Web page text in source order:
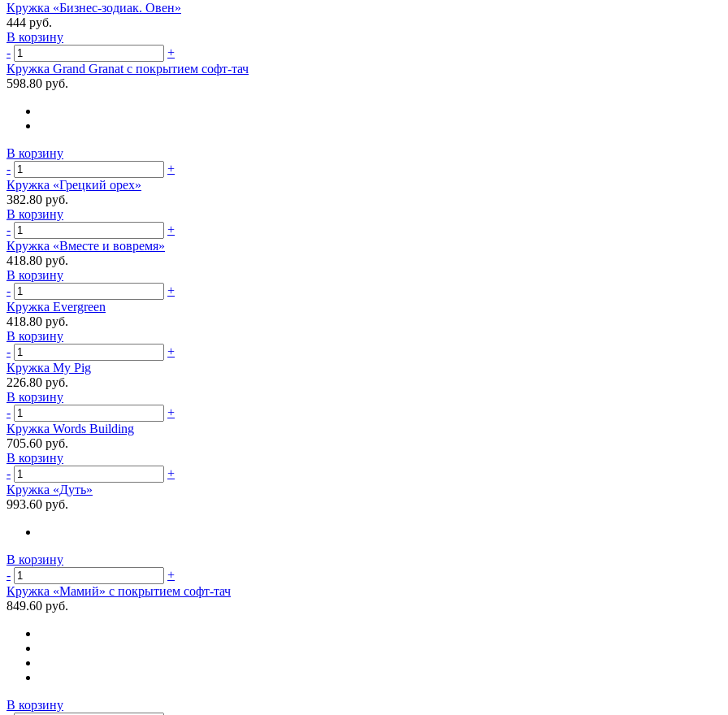
Кружка «Бизнес-зодиак. Овен»
444 руб.
В корзину
-
+
Кружка Grand Granat с покрытием софт-тач
598.80 руб.
В корзину
-
+
Кружка «Грецкий орех»
382.80 руб.
В корзину
-
+
Кружка «Вместе и вовремя»
418.80 руб.
В корзину
-
+
Кружка Evergreen
418.80 руб.
В корзину
-
+
Кружка My Pig
226.80 руб.
В корзину
-
+
Кружка Words Building
705.60 руб.
В корзину
-
+
Кружка «Дуть»
993.60 руб.
В корзину
-
+
Кружка «Мамий» c покрытием софт-тач
849.60 руб.
В корзину